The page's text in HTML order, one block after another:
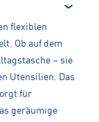
flexiblen
Ob auf dem
– sie
Utensilien. Das
für
geräumige